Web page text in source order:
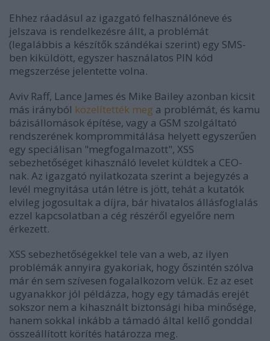
Ehhez ráadásul az igazgató felhasználóneve és
jelszava is rendelkezésre állt, a problémát
(legalábbis a készítők szándékai szerint) egy SMS-
ben kiküldött, egyszer használatos PIN kód
megszerzése jelentette volna.
Aviv Raff, Lance James és Mike Bailey azonban kicsit
más irányból közelítették meg a problémát, és kamu
bázisállomások építése, vagy a GSM szolgáltató
rendszerének komprommitálása helyett egyszerűen
egy speciálisan "megfogalmazott", XSS
sebezhetőséget kihasználó levelet küldtek a CEO-
nak. Az igazgató nyilatkozata szerint a bejegyzés a
levél megnyitása után létre is jött, tehát a kutatók
elvileg jogosultak a díjra, bár hivatalos állásfoglalás
ezzel kapcsolatban a cég részéről egyelőre nem
érkezett.
XSS sebezhetőségekkel tele van a web, az ilyen
problémák annyira gyakoriak, hogy őszintén szólva
már én sem szívesen fogalalkozom velük. Ez az eset
ugyanakkor jól példázza, hogy egy támadás erejét
sokszor nem a kihasznált biztonsági hiba minősége,
hanem sokkal inkább a támadó által kellő gonddal
összeállított körítés határozza meg.